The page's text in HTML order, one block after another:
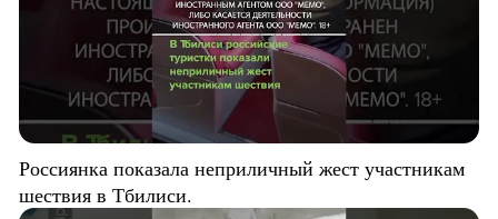
Россиянка показала неприличный жест участникам
шествия в Тбилиси.